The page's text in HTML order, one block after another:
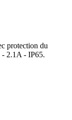
protection du
2.1A - IP65.